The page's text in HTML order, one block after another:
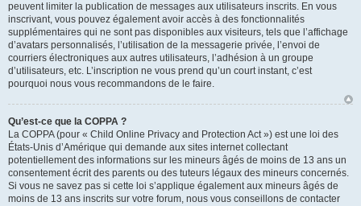
peuvent limiter la publication de messages aux utilisateurs inscrits. En vous
inscrivant, vous pouvez également avoir accès à des fonctionnalités
supplémentaires qui ne sont pas disponibles aux visiteurs, tels que l’affichage
d’avatars personnalisés, l’utilisation de la messagerie privée, l’envoi de
courriers électroniques aux autres utilisateurs, l’adhésion à un groupe
d’utilisateurs, etc. L’inscription ne vous prend qu’un court instant, c’est
pourquoi nous vous recommandons de le faire.
Qu’est-ce que la COPPA ?
La COPPA (pour « Child Online Privacy and Protection Act ») est une loi des
États-Unis d’Amérique qui demande aux sites internet collectant
potentiellement des informations sur les mineurs âgés de moins de 13 ans un
consentement écrit des parents ou des tuteurs légaux des mineurs concernés.
Si vous ne savez pas si cette loi s’applique également aux mineurs âgés de
moins de 13 ans inscrits sur votre forum, nous vous conseillons de contacter